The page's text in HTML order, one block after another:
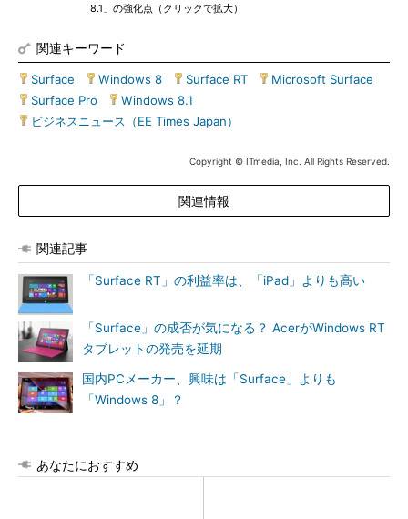
8.1」の強化点（クリックで拡大）
関連キーワード
Surface Windows 8 Surface RT Microsoft Surface
Surface Pro
Windows 8.1
ビジネスニュース（EE Times Japan）
Copyright © ITmedia, Inc. All Rights Reserved.
関連情報
関連記事
「Surface RT」の利益率は、「iPad」よりも高い
「Surface」の成否が気になる？ AcerがWindows RT
タブレットの発売を延期
国内PCメーカー、興味は「Surface」よりも
「Windows 8」？
あなたにおすすめ